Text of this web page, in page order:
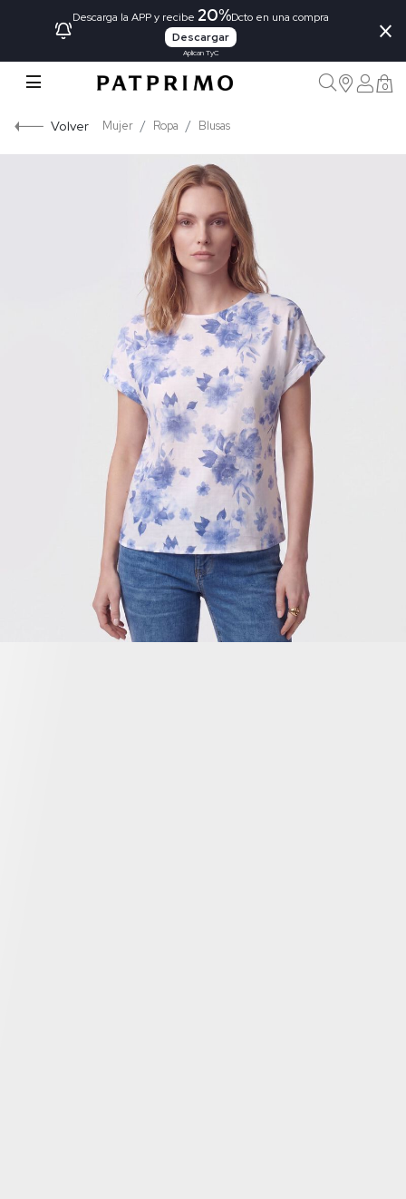
Descarga la APP y recibe 20%Dcto en una compra
Descargar
Aplican TyC
×
0
Volver Mujer Ropa Blusas